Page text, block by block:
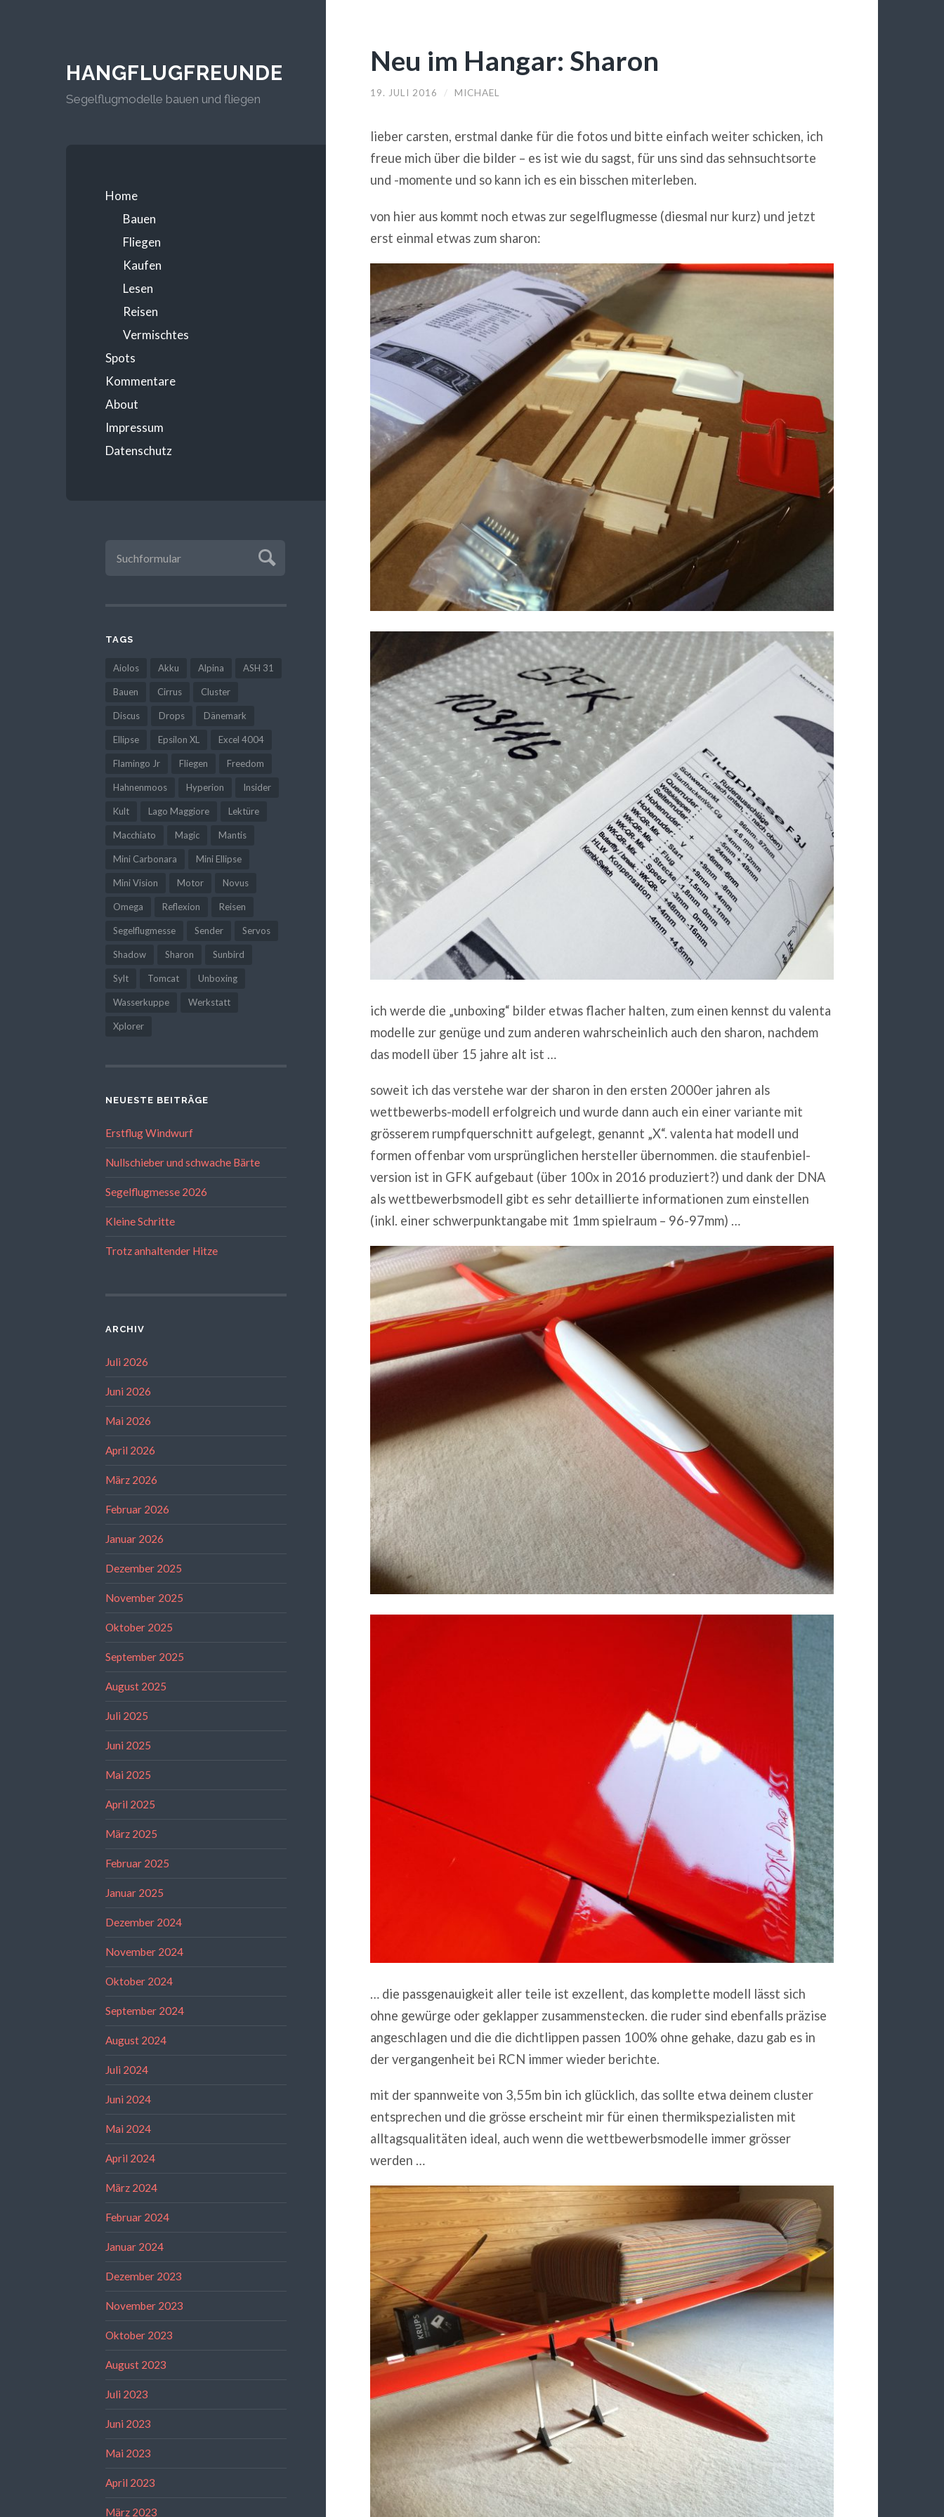
HANGFLUGFREUNDE
Segelflugmodelle bauen und fliegen
Home
Bauen
Fliegen
Kaufen
Lesen
Reisen
Vermischtes
Spots
Kommentare
About
Impressum
Datenschutz
TAGS
Aiolos Akku Alpina ASH 31
Bauen Cirrus Cluster
Discus Drops Dänemark
Ellipse Epsilon XL Excel 4004
Flamingo Jr Fliegen Freedom
Hahnenmoos Hyperion Insider
Kult Lago Maggiore Lektüre
Macchiato Magic Mantis
Mini Carbonara Mini Ellipse
Mini Vision Motor Novus
Omega Reflexion Reisen
Segelflugmesse Sender Servos
Shadow Sharon Sunbird
Sylt Tomcat Unboxing
Wasserkuppe Werkstatt
Xplorer
NEUESTE BEITRÄGE
Erstflug Windwurf
Nullschieber und schwache Bärte
Segelflugmesse 2026
Kleine Schritte
Trotz anhaltender Hitze
ARCHIV
Juli 2026
Juni 2026
Mai 2026
April 2026
März 2026
Februar 2026
Januar 2026
Dezember 2025
November 2025
Oktober 2025
September 2025
August 2025
Juli 2025
Juni 2025
Mai 2025
April 2025
März 2025
Februar 2025
Januar 2025
Dezember 2024
November 2024
Oktober 2024
September 2024
August 2024
Juli 2024
Juni 2024
Mai 2024
April 2024
März 2024
Februar 2024
Januar 2024
Dezember 2023
November 2023
Oktober 2023
August 2023
Juli 2023
Juni 2023
Mai 2023
April 2023
März 2023
Neu im Hangar: Sharon
19. JULI 2016 / MICHAEL
lieber carsten, erstmal danke für die fotos und bitte einfach weiter schicken, ich
freue mich über die bilder – es ist wie du sagst, für uns sind das sehnsuchtsorte
und -momente und so kann ich es ein bisschen miterleben.
von hier aus kommt noch etwas zur segelflugmesse (diesmal nur kurz) und jetzt
erst einmal etwas zum sharon:
ich werde die „unboxing“ bilder etwas flacher halten, zum einen kennst du valenta
modelle zur genüge und zum anderen wahrscheinlich auch den sharon, nachdem
das modell über 15 jahre alt ist …
soweit ich das verstehe war der sharon in den ersten 2000er jahren als
wettbewerbs-modell erfolgreich und wurde dann auch ein einer variante mit
grösserem rumpfquerschnitt aufgelegt, genannt „X“. valenta hat modell und
formen offenbar vom ursprünglichen hersteller übernommen. die staufenbiel-
version ist in GFK aufgebaut (über 100x in 2016 produziert?) und dank der DNA
als wettbewerbsmodell gibt es sehr detaillierte informationen zum einstellen
(inkl. einer schwerpunktangabe mit 1mm spielraum – 96-97mm) …
… die passgenauigkeit aller teile ist exzellent, das komplette modell lässt sich
ohne gewürge oder geklapper zusammenstecken. die ruder sind ebenfalls präzise
angeschlagen und die die dichtlippen passen 100% ohne gehake, dazu gab es in
der vergangenheit bei RCN immer wieder berichte.
mit der spannweite von 3,55m bin ich glücklich, das sollte etwa deinem cluster
entsprechen und die grösse erscheint mir für einen thermikspezialisten mit
alltagsqualitäten ideal, auch wenn die wettbewerbsmodelle immer grösser
werden …